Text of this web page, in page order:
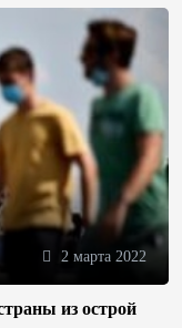
2 марта 2022
из острой